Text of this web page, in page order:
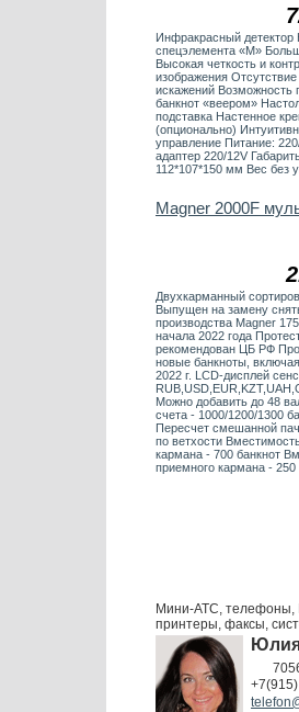
Инфракрасный детектор
спецэлемента «М»
Высокая четкость и
изображения Отсутствие
искажений Возможность
банкнот «веером»
подставка Настенное
(опционально)
управление Питание:
адаптер 220/12V
112*107*150 мм Вес без
Magner 2000F
Двухкарманный
Выпущен на замену
производства Magner
начала 2022 года
рекомендован ЦБ РФ
новые банкноты,
2022 г. LCD-дисплей
Можно добавить до 48
счета - 1000/1200/1300
Пересчет смешанной
по ветхости
кармана - 700 банкнот
приемного кармана - 250
Мини-АТС, телефоны,
принтеры, факсы,
+7(915)